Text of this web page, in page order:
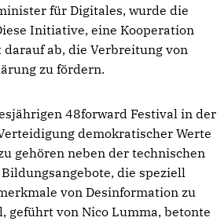
für Digitales, wurde die
Initiative, eine Kooperation
ab, die Verbreitung von
zu fördern.
48forward Festival in der
demokratischer Werte
gehören neben der technischen
die speziell
von Desinformation zu
geführt von Nico Lumma, betonte